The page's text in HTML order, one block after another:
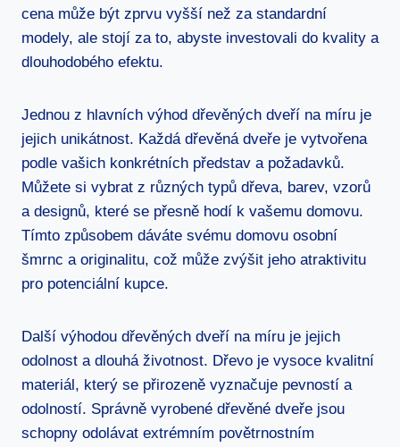
cena může být zprvu vyšší než za standardní
modely, ale stojí za to, abyste investovali do kvality a
dlouhodobého efektu.
Jednou z hlavních výhod dřevěných dveří na míru je
jejich unikátnost. Každá dřevěná dveře je vytvořena
podle vašich konkrétních představ a požadavků.
Můžete si vybrat z různých typů dřeva, barev, vzorů
a designů, které se přesně hodí k vašemu domovu.
Tímto způsobem dáváte svému domovu osobní
šmrnc a originalitu, což může zvýšit jeho atraktivitu
pro potenciální kupce.
Další výhodou dřevěných dveří na míru je jejich
odolnost a dlouhá životnost. Dřevo je vysoce kvalitní
materiál, který se přirozeně vyznačuje pevností a
odolností. Správně vyrobené dřevěné dveře jsou
schopny odolávat extrémním povětrnostním